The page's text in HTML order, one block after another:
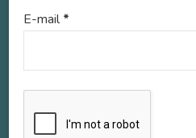
E-mail*